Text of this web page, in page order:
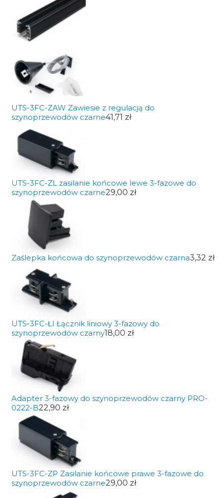
UTS-3FC-ZAW Zawiesie z regulacją do
szynoprzewodów czarne41,71 zł
UTS-3FC-ZL zasilanie końcowe lewe 3-fazowe do
szynoprzewodów czarne29,00 zł
Zaślepka końcowa do szynoprzewodów czarna3,32 zł
UTS-3FC-ŁI Łącznik liniowy 3-fazowy do
szynoprzewodów czarny18,00 zł
Adapter 3-fazowy do szynoprzewodów czarny PRO-
0222-B22,90 zł
UTS-3FC-ZP Zasilanie końcowe prawe 3-fazowe do
szynoprzewodów czarne29,00 zł